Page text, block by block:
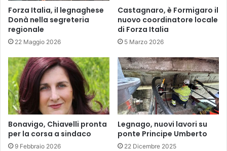
Forza Italia, il legnaghese
Donà nella segreteria
regionale
22 Maggio 2026
Castagnaro, è Formigaro il
nuovo coordinatore locale
di Forza Italia
5 Marzo 2026
Bonavigo, Chiavelli pronta
per la corsa a sindaco
9 Febbraio 2026
Legnago, nuovi lavori su
ponte Principe Umberto
22 Dicembre 2025